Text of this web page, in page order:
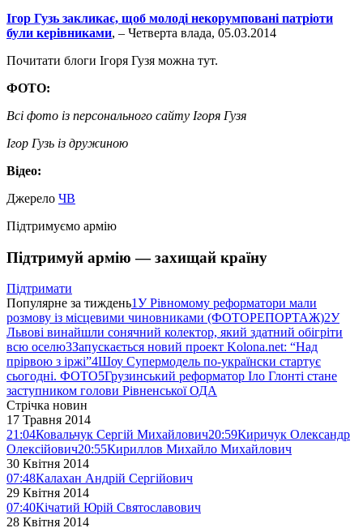
Ігор Гузь закликає, щоб молоді некорумповані патріоти
були керівниками, – Четверта влада, 05.03.2014
Почитати блоги Ігоря Гузя можна тут.
ФОТО:
Всі фото із персонального сайту Ігоря Гузя
Ігор Гузь із дружиною
Відео:
Джерело ЧВ
Підтримуємо армію
Підтримуй армію — захищай країну
Підтримати
Популярне за тиждень1У Рівномому реформатори мали
розмову із місцевими чиновниками (ФОТОРЕПОРТАЖ)2У
Львові винайшли сонячний колектор, який здатний обігріти
всю оселю3Запускається новий проект Kolona.net: “Над
прірвою з іржі”4Шоу Супермодель по-українски стартує
сьогодні. ФОТО5Грузинський реформатор Іло Глонті стане
заступником голови Рівненської ОДА
Стрічка новин
17 Травня 2014
21:04Ковальчук Сергій Михайлович20:59Киричук Олександр
Олексійович20:55Кириллов Михайло Михайлович
30 Квітня 2014
07:48Калахан Андрій Сергійович
29 Квітня 2014
07:40Кічатий Юрій Святославович
28 Квітня 2014